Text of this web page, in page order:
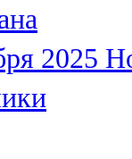
2025